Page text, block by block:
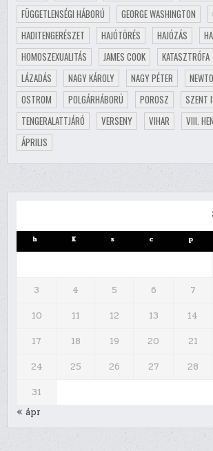
FÜGGETLENSÉGI HÁBORÚ
GEORGE WASHINGTON
HADITENGERÉSZET
HAJÓTÖRÉS HAJÓZÁS
HOMOSZEXUALITÁS
JAMES COOK KATASZTRÓFA
LÁZADÁS
NAGY KÁROLY NAGY PÉTER
OSTROM
POLGÁRHÁBORÚ POROSZ SZENT
TENGERALATTJÁRÓ
VERSENY VIHAR VIII.
ÁPRILIS
h K s c p
3
4 5 6 7
10
11 12 13 14
17
18 19 20 21
24
25 26 27 28
31
« ápr